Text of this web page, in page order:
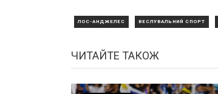
ЛОС-АНДЖЕЛЕС ВЕСЛУВАЛЬНИЙ СПОРТ
ЧИТАЙТЕ ТАКОЖ